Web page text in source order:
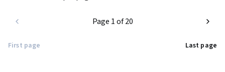
First page
Page 1 of 20
Last page